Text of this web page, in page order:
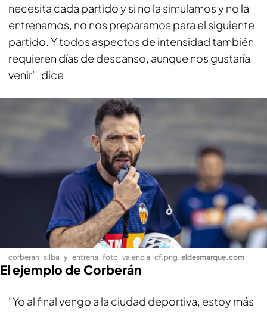
necesita cada partido y si no la simulamos y no la
entrenamos, no nos preparamos para el siguiente
partido. Y todos aspectos de intensidad también
requieren días de descanso, aunque nos gustaría
venir", dice
corberan_silba_y_entrena_foto_valencia_cf.png. eldesmarque.com
El ejemplo de Corberán
"Yo al final vengo a la ciudad deportiva, estoy más